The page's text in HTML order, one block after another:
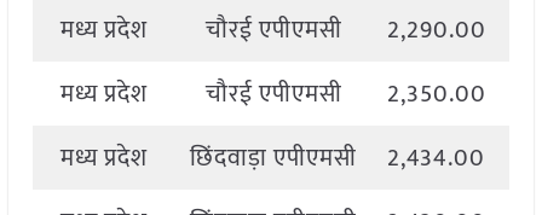
मध्य प्रदेश
चौरई एपीएमसी 2,290.00
मध्य प्रदेश
चौरई एपीएमसी 2,350.00
मध्य प्रदेश
छिंदवाड़ा एपीएमसी 2,434.00